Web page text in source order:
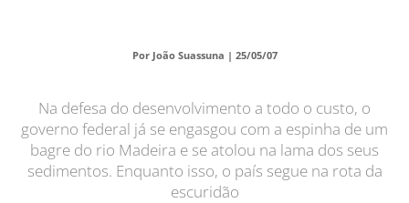
Por João Suassuna | 25/05/07
Na defesa do desenvolvimento a todo o custo, o
governo federal já se engasgou com a espinha de um
bagre do rio Madeira e se atolou na lama dos seus
sedimentos. Enquanto isso, o país segue na rota da
escuridão